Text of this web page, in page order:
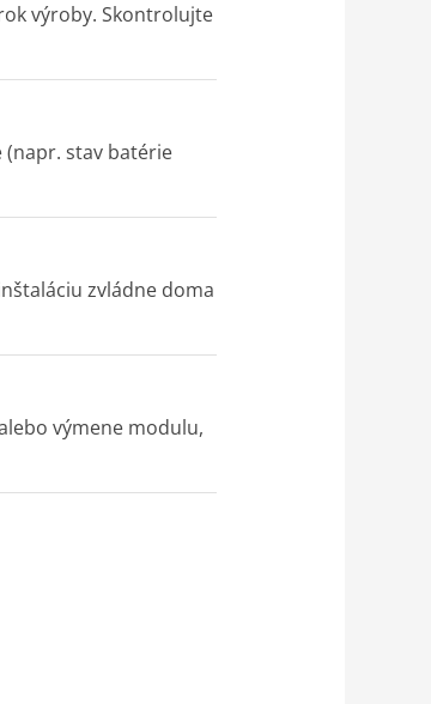
výroby. Skontrolujte
(napr. stav batérie
zvládne doma
výmene modulu,